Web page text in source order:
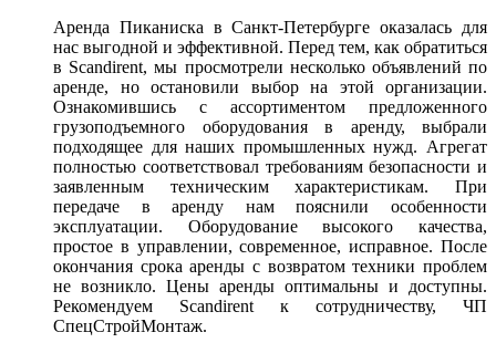
Аренда Пиканиска в Санкт-Петербурге оказалась для
нас выгодной и эффективной. Перед тем, как обратиться
в Scandirent, мы просмотрели несколько объявлений по
аренде, но остановили выбор на этой организации.
Ознакомившись с ассортиментом предложенного
грузоподъемного оборудования в аренду, выбрали
подходящее для наших промышленных нужд. Агрегат
полностью соответствовал требованиям безопасности и
заявленным техническим характеристикам. При
передаче в аренду нам пояснили особенности
эксплуатации. Оборудование высокого качества,
простое в управлении, современное, исправное. После
окончания срока аренды с возвратом техники проблем
не возникло. Цены аренды оптимальны и доступны.
Рекомендуем Scandirent к сотрудничеству, ЧП
СпецСтройМонтаж.